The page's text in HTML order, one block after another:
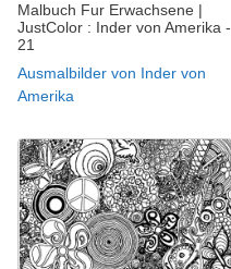
Malbuch Fur Erwachsene |
JustColor : Inder von Amerika -
21
Ausmalbilder von Inder von
Amerika